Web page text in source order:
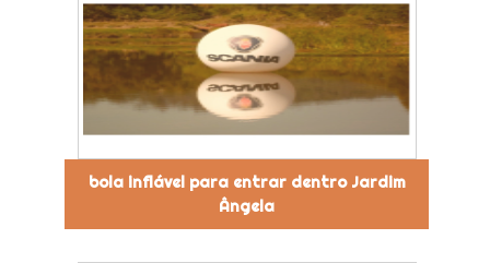
bola inflável para entrar dentro Jardim
Ângela